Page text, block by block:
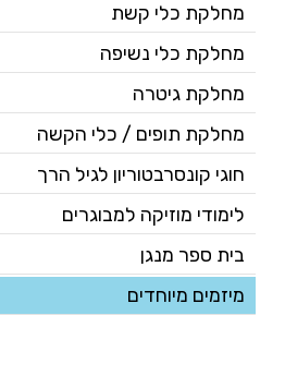
מחלקת כלי קשת
מחלקת כלי נשיפה
מחלקת גיטרה
מחלקת תופים / כלי הקשה
חוגי קונסרבטוריון לגיל הרך
לימודי מוזיקה למבוגרים
בית ספר מנגן
מיזמים מיוחדים